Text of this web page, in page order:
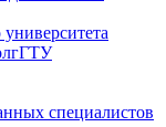
специалистов